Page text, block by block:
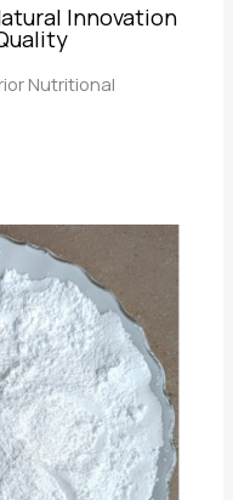
Innovation
Nutritional